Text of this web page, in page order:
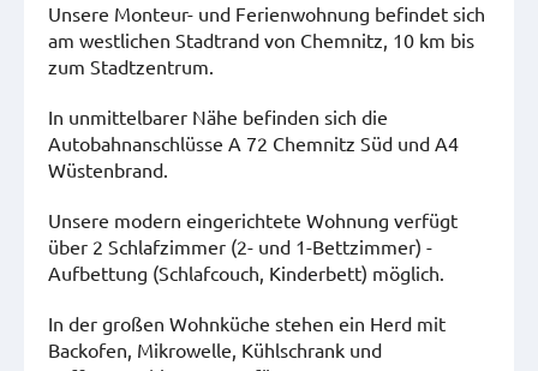
Unsere Monteur- und Ferienwohnung befindet sich
am westlichen Stadtrand von Chemnitz, 10 km bis
zum Stadtzentrum.
In unmittelbarer Nähe befinden sich die
Autobahnanschlüsse A 72 Chemnitz Süd und A4
Wüstenbrand.
Unsere modern eingerichtete Wohnung verfügt
über 2 Schlafzimmer (2- und 1-Bettzimmer) -
Aufbettung (Schlafcouch, Kinderbett) möglich.
In der großen Wohnküche stehen ein Herd mit
Backofen, Mikrowelle, Kühlschrank und